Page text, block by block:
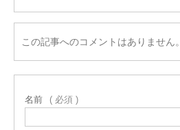
この記事へのコメントはありません。
名前 ( 必須 )